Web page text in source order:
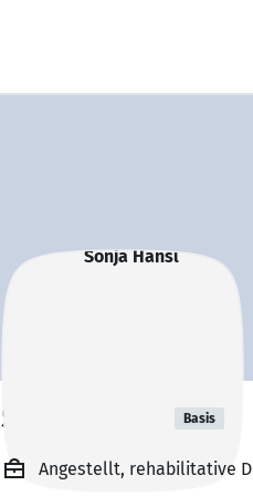
Sonja Hansl Basis
Angestellt, rehabilitative